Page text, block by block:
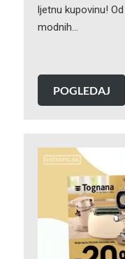
ljetnu kupovinu!
modnih…
POGLEDAJ